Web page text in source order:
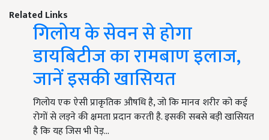
Related Links
गिलोय के सेवन से होगा
डायबिटीज का रामबाण इलाज,
जानें इसकी खासियत
गिलोय एक ऐसी प्राकृतिक औषधि है, जो कि मानव शरीर को कई
रोगों से लड़ने की क्षमता प्रदान करती है. इसकी सबसे बड़ी खासियत
है कि यह जिस भी पेड़…